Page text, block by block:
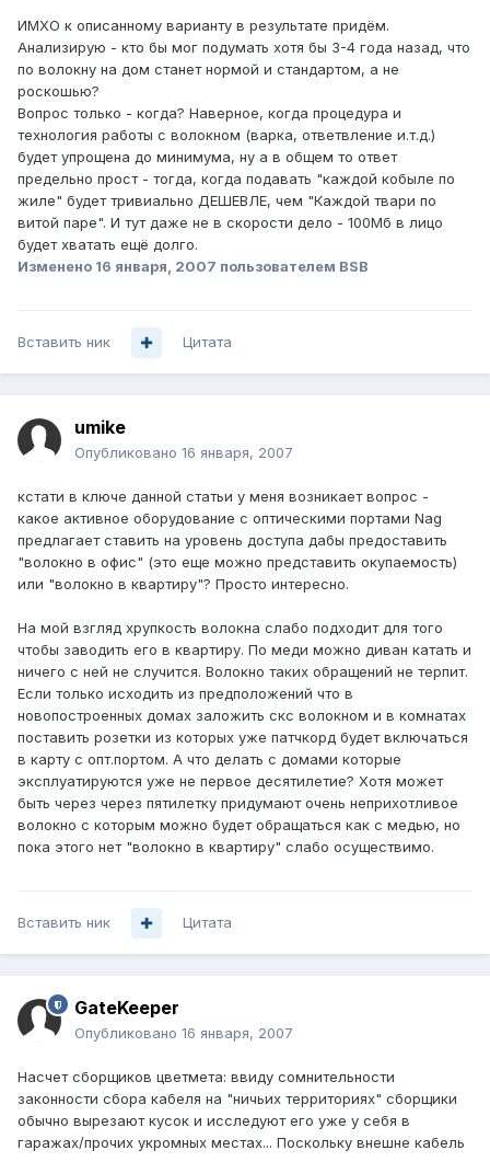
ИМХО к описанному варианту в результате придём.
Анализирую - кто бы мог подумать хотя бы 3-4 года назад, что
по волокну на дом станет нормой и стандартом, а не
роскошью?
Вопрос только - когда? Наверное, когда процедура и
технология работы с волокном (варка, ответвление и.т.д.)
будет упрощена до минимума, ну а в общем то ответ
предельно прост - тогда, когда подавать "каждой кобыле по
жиле" будет тривиально ДЕШЕВЛЕ, чем "Каждой твари по
витой паре". И тут даже не в скорости дело - 100Мб в лицо
будет хватать ещё долго.
Изменено 16 января, 2007 пользователем BSB
Вставить ник Цитата
umike
Опубликовано 16 января, 2007
кстати в ключе данной статьи у меня возникает вопрос -
какое активное оборудование с оптическими портами Nag
предлагает ставить на уровень доступа дабы предоставить
"волокно в офис" (это еще можно представить окупаемость)
или "волокно в квартиру"? Просто интересно.
На мой взгляд хрупкость волокна слабо подходит для того
чтобы заводить его в квартиру. По меди можно диван катать и
ничего с ней не случится. Волокно таких обращений не терпит.
Если только исходить из предположений что в
новопостроенных домах заложить скс волокном и в комнатах
поставить розетки из которых уже патчкорд будет включаться
в карту с опт.портом. А что делать с домами которые
эксплуатируются уже не первое десятилетие? Хотя может
быть через через пятилетку придумают очень неприхотливое
волокно с которым можно будет обращаться как с медью, но
пока этого нет "волокно в квартиру" слабо осуществимо.
Вставить ник Цитата
GateKeeper
Опубликовано 16 января, 2007
Насчет сборщиков цветмета: ввиду сомнительности
законности сбора кабеля на "ничьих территориях" сборщики
обычно вырезают кусок и исследуют его уже у себя в
гаражах/прочих укромных местах... Поскольку внешне кабель